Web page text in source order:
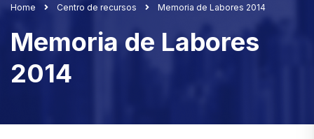
Home Centro de recursos Memoria de Labores 2014
Memoria de Labores
2014